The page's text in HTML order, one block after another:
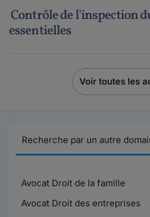
Contrôle de l'inspection
essentielles
Voir toutes les
Recherche par un autre
Avocat Droit de la famille
Avocat Droit des entreprises